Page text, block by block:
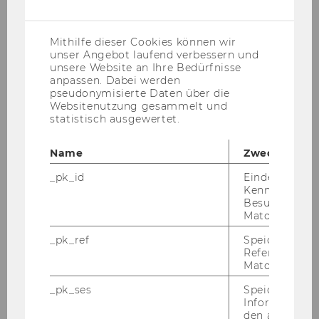
Research & Policy Seminar:
Regulatory Economics (Prof. Klaus
Gugler, No. 2051)
Advanced Subject in Economics -
Regulatory Economics (Prof. Klaus
Winter Term
Advanced Subject in Economics -
Regulatory Economics (Prof. Klaus
Gugler, No. 0709
Mithilfe dieser Cookies können wir
unser Angebot laufend verbessern und
unsere Website an Ihre Bedürfnisse
anpassen. Dabei werden
pseudonymisierte Daten über die
Websitenutzung gesammelt und
statistisch ausgewertet.
Name
Zweck
_pk_id
Eindeutige
Besuchers
Matomo.
_pk_ref
Speicherung
Referrers
Matomo.
_pk_ses
Speicherung
den aktuellen